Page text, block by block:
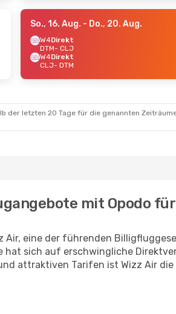
So., 16. Aug. - Do., 20. Aug.
W4Direkt
DTM- CLJ
W4Direkt
CLJ- DTM
der letzten 20 Tage für die genannten
mit Opodo
Air, eine der führenden
hat sich auf erschwingliche
attraktiven Tarifen ist Wizz Air